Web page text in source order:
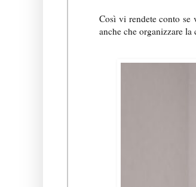
Così vi rendete conto
anche che organizzare